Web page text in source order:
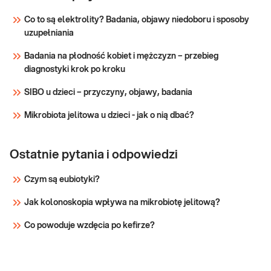
ALP, BIL,
GGTP)
wątrobowych i bilirubiny) przydatne w
Sprawdź
Co to są elektrolity? Badania, objawy niedoboru i sposoby
uzupełniania
Badania na płodność kobiet i mężczyzn – przebieg
diagnostyki krok po kroku
SIBO u dzieci – przyczyny, objawy, badania
Mikrobiota jelitowa u dzieci - jak o nią dbać?
Ostatnie pytania i odpowiedzi
Czym są eubiotyki?
Jak kolonoskopia wpływa na mikrobiotę jelitową?
Co powoduje wzdęcia po kefirze?